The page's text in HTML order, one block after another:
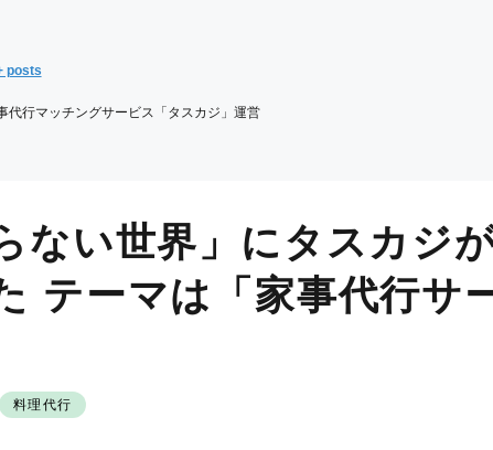
posts
代行マッチングサービス「タスカジ」運営
ない世界」にタスカジ
テーマは「家事代行サ
料理代行